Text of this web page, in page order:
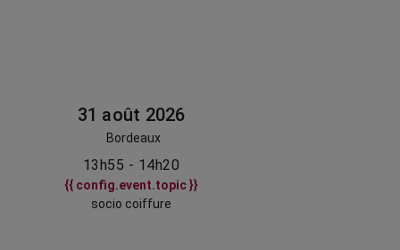
31 août 2026
Bordeaux
13h55 - 14h20
{{ config.event.topic }}
socio coiffure